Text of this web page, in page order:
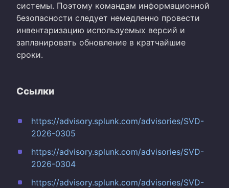
системы. Поэтому командам информационной
безопасности следует немедленно провести
инвентаризацию используемых версий и
запланировать обновление в кратчайшие
сроки.
Ссылки
https://advisory.splunk.com/advisories/SVD-
2026-0305
https://advisory.splunk.com/advisories/SVD-
2026-0304
https://advisory.splunk.com/advisories/SVD-